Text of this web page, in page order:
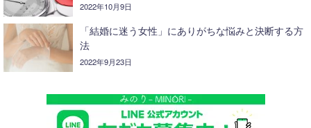
2022年10月9日
「結婚に迷う女性」にありがちな悩みと決断する方
法
2022年9月23日